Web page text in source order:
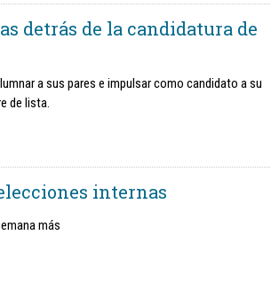
detrás de la candidatura de
a sus pares e impulsar como candidato a su
de lista.
internas
más